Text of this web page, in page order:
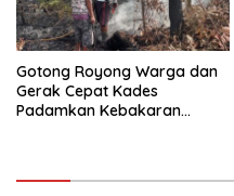
Gotong Royong Warga dan
Gerak Cepat Kades
Padamkan Kebakaran